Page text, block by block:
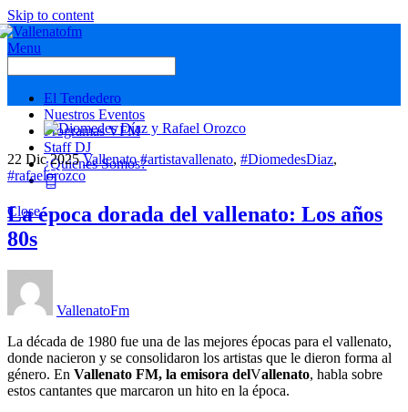
Skip to content
Menu
El Tendedero
Nuestros Eventos
Programas VFM
Staff DJ
¿Quienes Somos?
Close
22 Dic 2025 Vallenato #artistavallenato, #DiomedesDiaz,
#rafaelorozco
La época dorada del vallenato: Los años
80s
VallenatoFm
La década de 1980 fue una de las mejores épocas para el vallenato,
donde nacieron y se consolidaron los artistas que le dieron forma al
género. En Vallenato FM, la emisora delVallenato, habla sobre
estos cantantes que marcaron un hito en la época.